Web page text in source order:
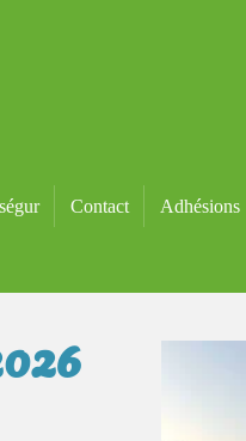
Contact Adhésions